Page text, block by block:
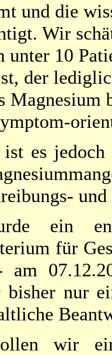
und die
Wir
unter 10
der
Magnesium
ist es
ein
für
am
nur
wir